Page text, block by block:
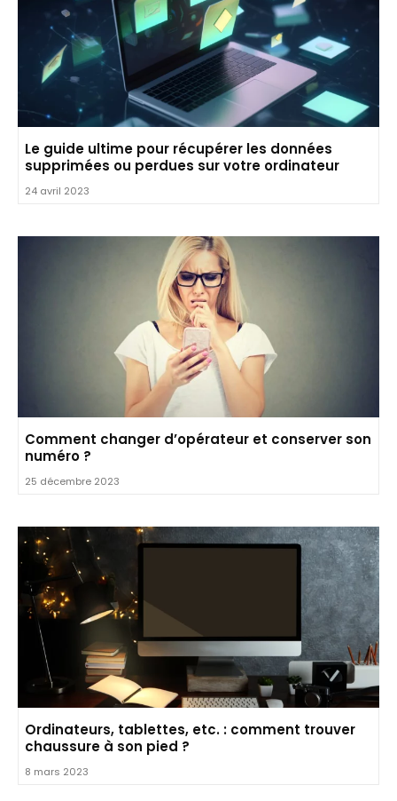
Le guide ultime pour récupérer les données
supprimées ou perdues sur votre ordinateur
24 avril 2023
Comment changer d’opérateur et conserver son
numéro ?
25 décembre 2023
Ordinateurs, tablettes, etc. : comment trouver
chaussure à son pied ?
8 mars 2023